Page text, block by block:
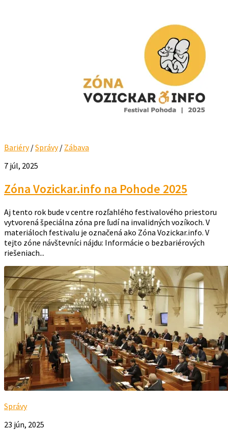
Bariéry/Správy/ Zábava
7 júl, 2025
Zóna Vozickar.info na Pohode 2025
Aj tento rok bude v centre rozľahlého festivalového priestoru
vytvorená špeciálna zóna pre ľudí na invalidných vozíkoch. V
materiáloch festivalu je označená ako Zóna Vozickar.info. V
tejto zóne návštevníci nájdu: Informácie o bezbariérových
riešeniach...
Správy
23 jún, 2025